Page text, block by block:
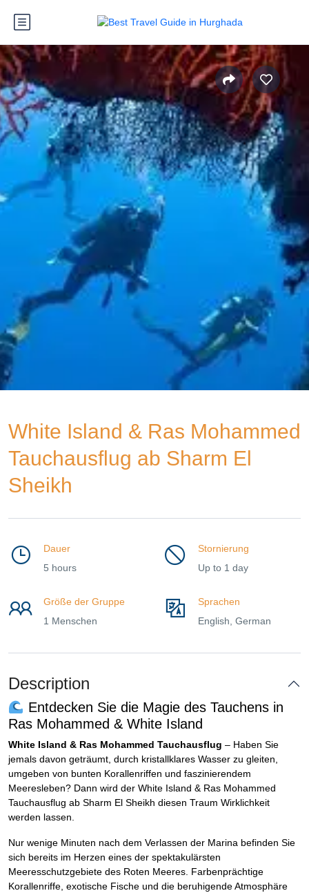
White Island & Ras Mohammed
Tauchausflug ab Sharm El
Sheikh
Dauer
5 hours
Stornierung
Up to 1 day
Größe der Gruppe
1 Menschen
Sprachen
English, German
Description
Entdecken Sie die Magie des Tauchens in
Ras Mohammed & White Island
White Island & Ras Mohammed Tauchausflug – Haben Sie
jemals davon geträumt, durch kristallklares Wasser zu gleiten,
umgeben von bunten Korallenriffen und faszinierendem
Meeresleben? Dann wird der White Island & Ras Mohammed
Tauchausflug ab Sharm El Sheikh diesen Traum Wirklichkeit
werden lassen.
Nur wenige Minuten nach dem Verlassen der Marina befinden Sie
sich bereits im Herzen eines der spektakulärsten
Meeresschutzgebiete des Roten Meeres. Farbenprächtige
Korallenriffe, exotische Fische und die beruhigende Atmosphäre